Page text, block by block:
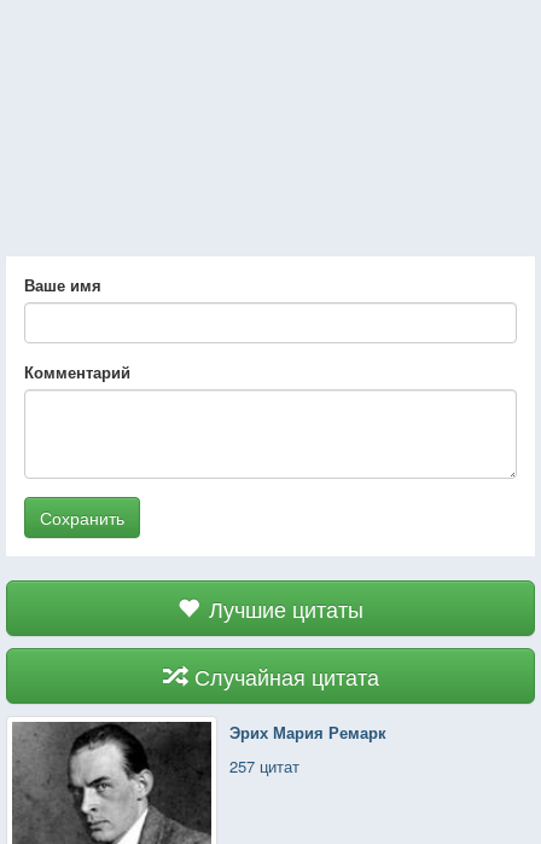
Ваше имя
Комментарий
Сохранить
Лучшие цитаты
Случайная цитата
Эрих Мария Ремарк
257 цитат